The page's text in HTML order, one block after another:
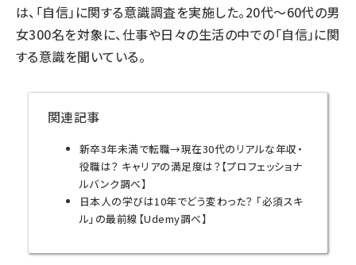
は、「自信」に関する意識調査を実施した。20代〜60代の男
女300名を対象に、仕事や日々の生活の中での「自信」に関
する意識を聞いている。
関連記事
新卒3年未満で転職→現在30代のリアルな年収・
役職は？ キャリアの満足度は？【プロフェッショナ
ルバンク調べ】
日本人の学びは10年でどう変わった？ 「必須スキ
ル」の最前線【Udemy調べ】